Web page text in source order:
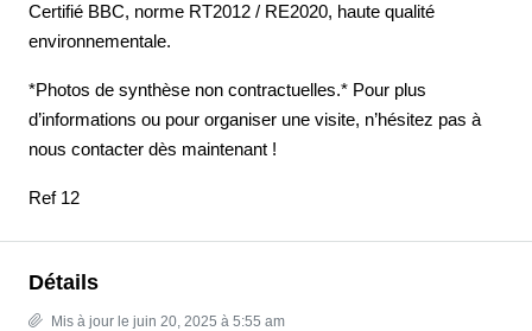
Certifié BBC, norme RT2012 / RE2020, haute qualité
environnementale.
*Photos de synthèse non contractuelles.* Pour plus
d’informations ou pour organiser une visite, n’hésitez pas à
nous contacter dès maintenant !
Ref 12
Détails
Mis à jour le juin 20, 2025 à 5:55 am